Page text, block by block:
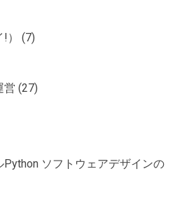
(7)
営 (27)
ソフトウェアデザインの